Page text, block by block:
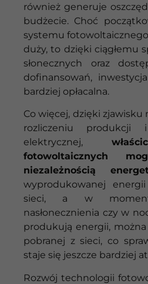
również generuje
budżecie. Choć
systemu
duży, to dzięki ciągłemu
słonecznych oraz
dofinansowań,
bardziej opłacalna.
Co więcej, dzięki
rozliczeniu produkcji
elektrycznej,
fotowoltaicznych
niezależnością
wyprodukowanej
sieci, a w
nasłonecznienia czy w
produkują energii,
pobranej z sieci, co
staje się jeszcze bardziej
Rozwój technologii